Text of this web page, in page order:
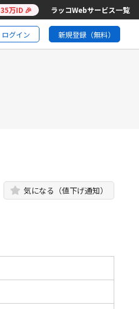
35万ID 🎉 ラッコWebサービス一覧
ログイン 新規登録（無料）
気になる（値下げ通知）